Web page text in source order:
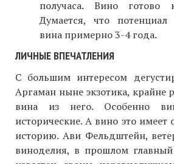
получаса. Вино готово
Думается, что
вина примерно 3-4 года.
ЛИЧНЫЕ ВПЕЧАТЛЕНИЯ
С большим интересом
Аргаман ныне экзотика, крайне
вина из него. Особенно
исторические. А вино это имеет
историю. Ави Фельдштейн,
виноделия, в прошлом